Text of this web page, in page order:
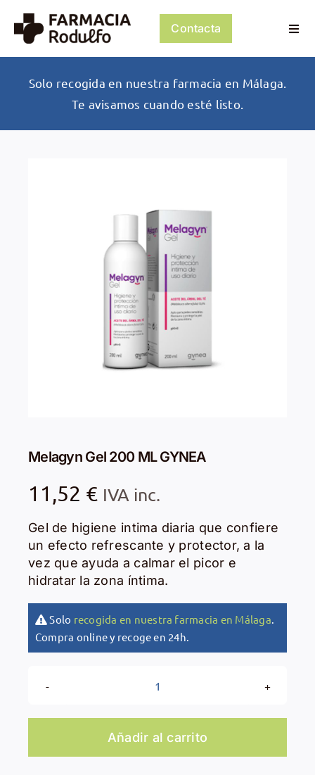
contenido
Psiconeuroinmunología
Tienda
Mi cuenta
Contacta
Solo recogida en nuestra farmacia en Málaga.
Te avisamos cuando esté listo.
Melagyn Gel 200 ML GYNEA
11,52 € IVA inc.
Gel de higiene intima diaria que confiere
un efecto refrescante y protector, a la
vez que ayuda a calmar el picor e
hidratar la zona íntima.
Solo recogida en nuestra farmacia en Málaga.
Compra online y recoge en 24h.
Melagyn
200
Añadir al carrito